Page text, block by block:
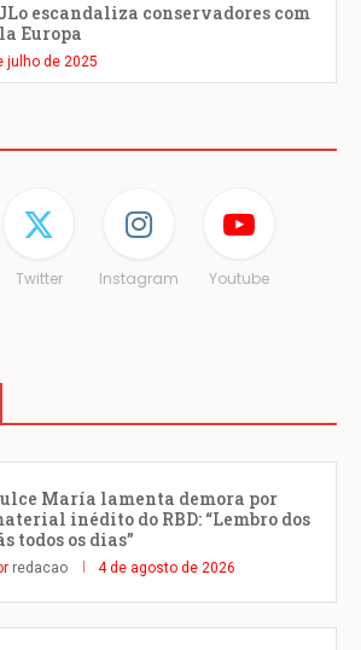
escandaliza conservadores com
Europa
julho de 2025
Twitter Instagram Youtube
María lamenta demora por
inédito do RBD: “Lembro dos
todos os dias”
redacao 4 de agosto de 2026